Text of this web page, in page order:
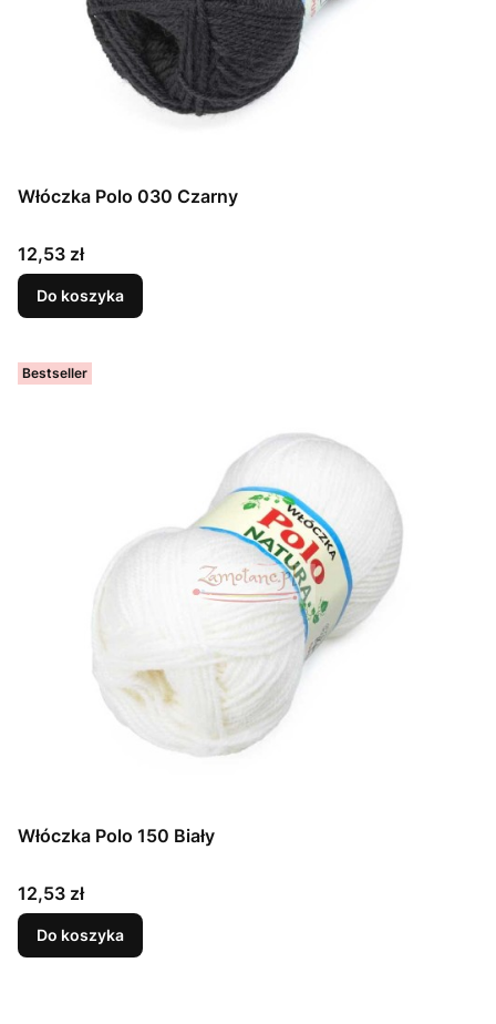
Włóczka Polo 030 Czarny
Cena
12,53 zł
Do koszyka
Bestseller
Włóczka Polo 150 Biały
Cena
12,53 zł
Do koszyka